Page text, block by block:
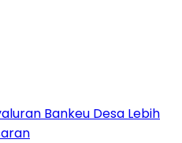
Bankeu Desa Lebih